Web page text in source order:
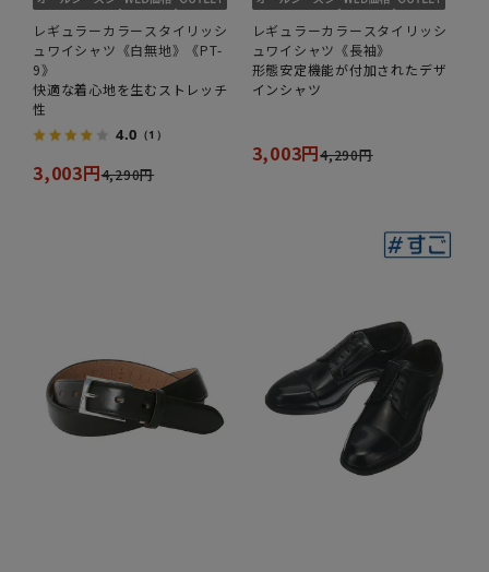
レギュラーカラースタイリッシ
ュワイシャツ《白無地》《PT-
9》
快適な着心地を生むストレッチ
性
4.0 （1）
3,003円4,290円
レギュラーカラースタイリッシ
ュワイシャツ《長袖》
形態安定機能が付加されたデザ
インシャツ
3,003円4,290円